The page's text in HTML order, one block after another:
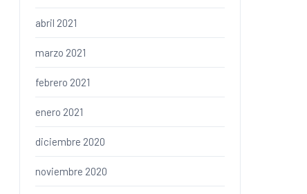
abril 2021
marzo 2021
febrero 2021
enero 2021
diciembre 2020
noviembre 2020